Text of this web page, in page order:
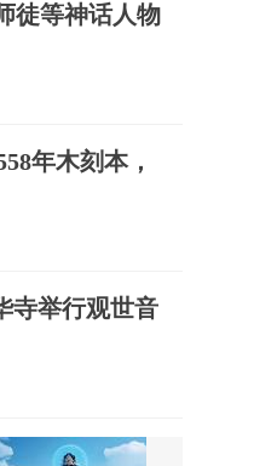
徒等神话人物
年木刻本，
举行观世音